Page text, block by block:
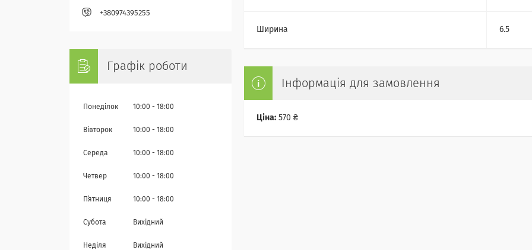
Ширина 6.5
Інформація для замовлення
Ціна: 570 ₴
+380974395255
Графік роботи
Понеділок 10:00 18:00
Вівторок 10:00 18:00
Середа 10:00 18:00
Четвер 10:00 18:00
Пʼятниця 10:00 18:00
Субота Вихідний
Неділя Вихідний